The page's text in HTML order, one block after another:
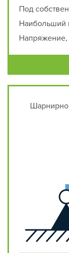
Под
Наибольший
Напряжение,
Шарнирно